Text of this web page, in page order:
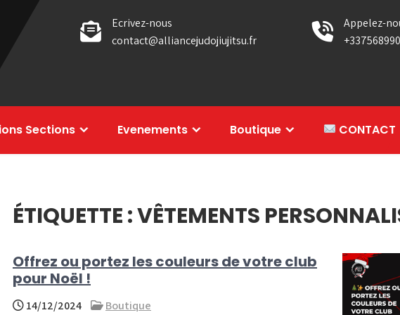
Ecrivez-nous
contact@alliancejudojiujitsu.fr
Appelez-
Sections Evenements Boutique CONTACT
ÉTIQUETTE :VÊTEMENTS
Offrez ou portez les couleurs de votre club
pour Noël !
14/12/2024
Boutique